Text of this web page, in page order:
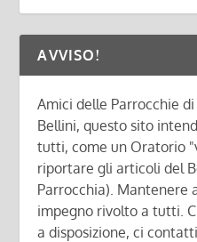
AVVISO!
Amici delle Parrocchie
Bellini, questo sito
tutti, come un Oratorio
riportare gli articoli del
Parrocchia). Mantenere
impegno rivolto a tutti.
a disposizione, ci